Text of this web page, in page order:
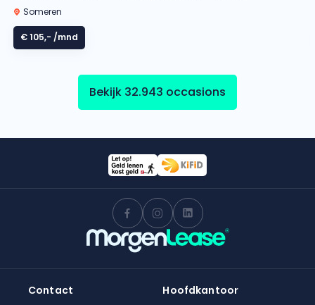
Someren
€ 105,- /mnd
Bekijk 32.943 occasions
Contact Hoofdkantoor